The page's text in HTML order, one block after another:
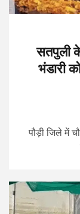
सतपुली के
भंडारी
पौड़ी जिले में